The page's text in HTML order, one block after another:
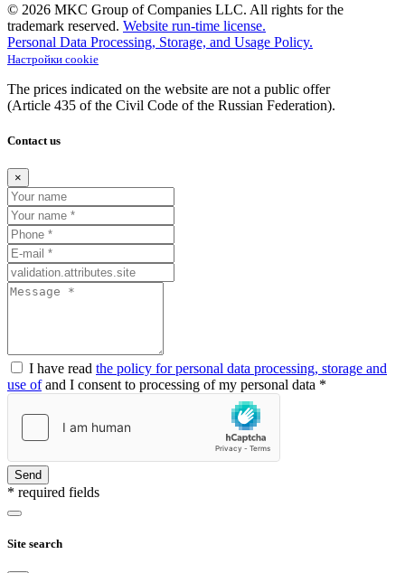
© 2026 MKC Group of Companies LLC. All rights for the
trademark reserved. Website run-time license.
Personal Data Processing, Storage, and Usage Policy.
Настройки cookie
The prices indicated on the website are not a public offer
(Article 435 of the Civil Code of the Russian Federation).
Contact us
×
I have read the policy for personal data processing, storage and
use ofand I consent to processing of my personal data *
Send
* required fields
Site search